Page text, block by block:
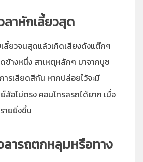
ลาหักเลี้ยวสุด
ลี้ยวจนสุดแล้วเกิดเสียงดังแต๊กๆ
ข้างหนึ่ง สาเหตุหลักๆ มาจากบูช
รเสียดสีกัน หากปล่อยไว้จะมี
อไม่ตรง คอนโทรลรถได้ยาก เมื่อ
ายยิ่งขึ้น
ลารถตกหลุมหรือทาง